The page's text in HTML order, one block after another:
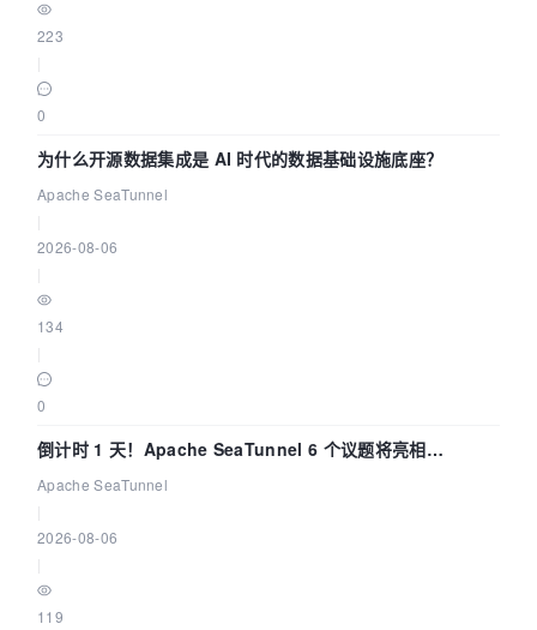
223
0
为什么开源数据集成是 AI 时代的数据基础设施底座？
Apache SeaTunnel
2026-08-06
134
0
倒计时 1 天！Apache SeaTunnel 6 个议题将亮相
Community Over Code Asia 2026
Apache SeaTunnel
2026-08-06
119